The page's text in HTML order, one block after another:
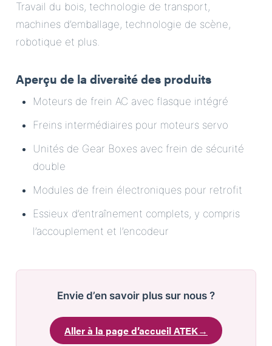
Travail du bois, technologie de transport,
machines d’emballage, technologie de scène,
robotique et plus.
Aperçu de la diversité des produits
Moteurs de frein AC avec flasque intégré
Freins intermédiaires pour moteurs servo
Unités de Gear Boxes avec frein de sécurité
double
Modules de frein électroniques pour retrofit
Essieux d’entraînement complets, y compris
l’accouplement et l’encodeur
Envie d’en savoir plus sur nous ?
Aller à la page d’accueil ATEK→